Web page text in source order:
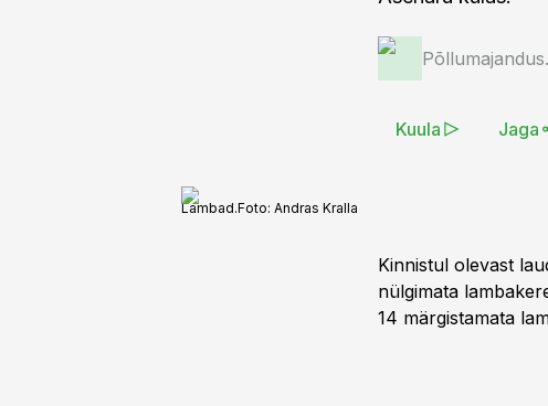
Kuula Jaga
Lambad.Foto: Andras Kralla
Kinnistul olevast
nülgimata
14 märgistamata